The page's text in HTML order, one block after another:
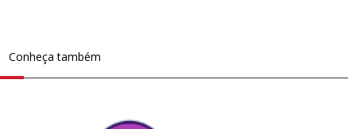
Conheça também